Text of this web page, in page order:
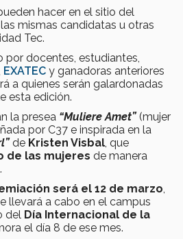
hacer en el sitio del
mismas candidatas u otras
Tec.
por docentes, estudiantes,
EXATEC y ganadoras anteriores
a quienes serán galardonadas
esta edición.
la presea “Muliere Amet”(mujer
por C37 e inspirada en la
de Kristen Visbal, que
de las mujeres de manera
será el 12 de marzo,
llevará a cabo en el campus
del Día Internacional de la
el día 8 de ese mes.